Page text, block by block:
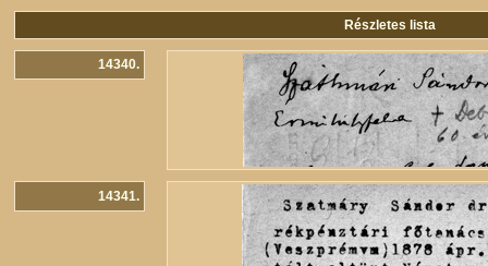
Részletes lista
14340.
14341.